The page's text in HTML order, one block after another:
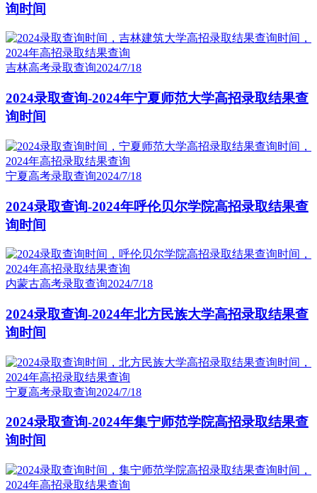
询时间
吉林高考录取查询2024/7/18
2024录取查询-2024年宁夏师范大学高招录取结果查
询时间
宁夏高考录取查询2024/7/18
2024录取查询-2024年呼伦贝尔学院高招录取结果查
询时间
内蒙古高考录取查询2024/7/18
2024录取查询-2024年北方民族大学高招录取结果查
询时间
宁夏高考录取查询2024/7/18
2024录取查询-2024年集宁师范学院高招录取结果查
询时间